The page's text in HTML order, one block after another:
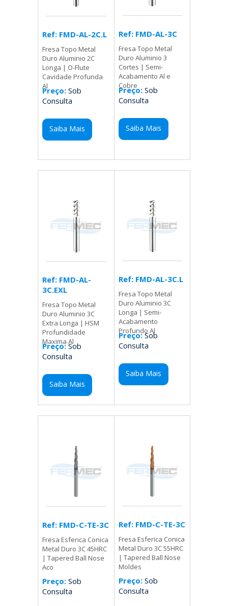
Ref: FMD-AL-2C.L
Fresa Topo Metal
Duro Aluminio 2C
Longa | O-Flute
Cavidade Profunda
Al
Preço: Sob
Consulta
Saiba Mais
Ref: FMD-AL-3C
Fresa Topo Metal
Duro Aluminio 3
Cortes | Semi-
Acabamento Al e
Cobre
Preço:Sob
Consulta
Saiba Mais
Ref: FMD-AL-
3C.EXL
Fresa Topo Metal
Duro Aluminio 3C
Extra Longa | HSM
Profundidade
Maxima Al
Preço: Sob
Consulta
Saiba Mais
Ref: FMD-AL-3C.L
Fresa Topo Metal
Duro Aluminio 3C
Longa | Semi-
Acabamento
Profundo Al
Preço:Sob
Consulta
Saiba Mais
Ref: FMD-C-TE-3C
Fresa Esferica Conica
Metal Duro 3C 45HRC
| Tapered Ball Nose
Aco
Preço: Sob
Consulta
Ref: FMD-C-TE-3C
Fresa Esferica Conica
Metal Duro 3C 55HRC
| Tapered Ball Nose
Moldes
Preço:Sob
Consulta